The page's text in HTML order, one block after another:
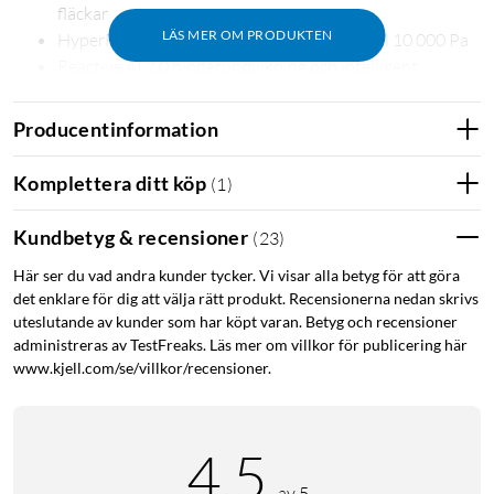
LÄS MER OM PRODUKTEN
fläckar
HyperForce™ extrem sugkraft, förbättrad till 10 000 Pa
Reactive AI 2.0 hinderundvikning och intelligent
Carpet Boost+-systemet identifierar mattor, ökar
Allt-i-ett-basstation för laddning och med behållare för
damm och vatten
Självtömning av dammbehållaren i basstationen
Automatisk tvätt av moppar med varmt vatten samt
torkning i basstationen
Automatisk påfyllning av rengöringsmedel
App för Android och iPhone för installation,
inställningar och schemaläggning
Producentinformation
Komplettera ditt köp (1 )
Kundbetyg & recensioner (23)
Här ser du vad andra kunder tycker. Vi visar alla betyg för att göra
det enklare för dig att välja rätt produkt. Recensionerna nedan skrivs
uteslutande av kunder som har köpt varan. Betyg och recensioner
administreras av TestFreaks. Läs mer om villkor för publicering här
www.kjell.com/se/villkor/recensioner.
4.5